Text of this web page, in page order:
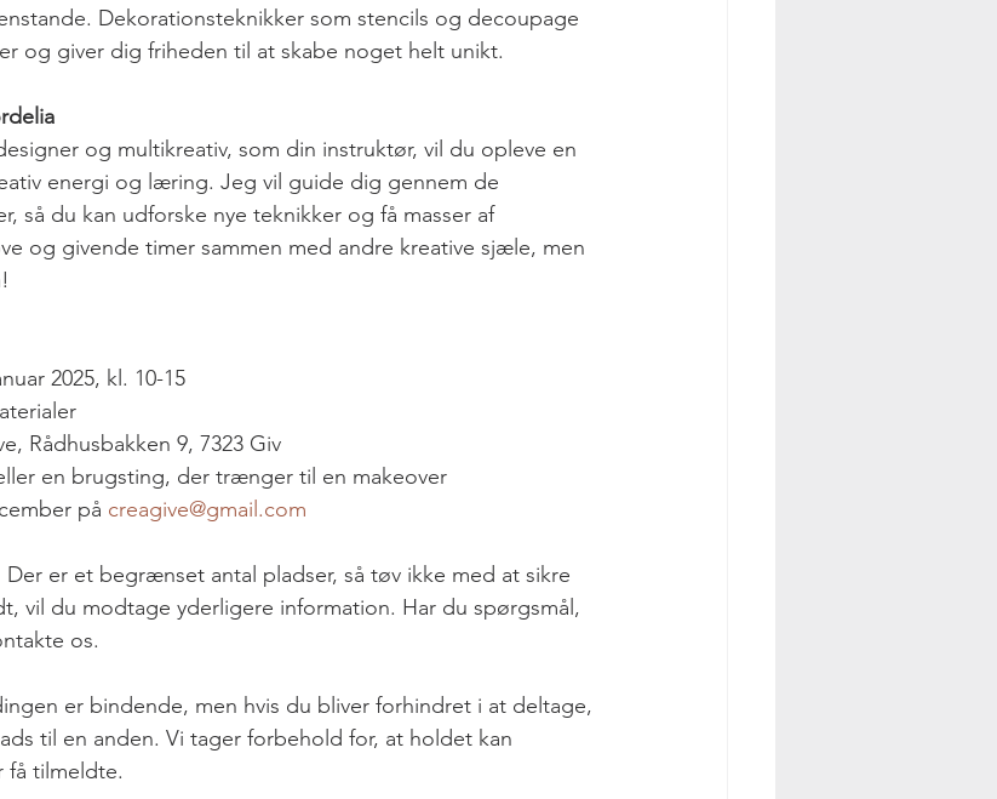
Dekorationsteknikker som stencils og decoupage
og giver dig friheden til at skabe noget helt unikt.
energi og læring. Jeg vil guide dig gennem de
så du kan udforske nye teknikker og få masser af
og givende timer sammen med andre kreative sjæle, men
2025, kl. 10-15
Rådhusbakken 9, 7323 Giv
en brugsting, der trænger til en makeover
på creagive@gmail.com
Der er et begrænset antal pladser, så tøv ikke med at sikre
vil du modtage yderligere information. Har du spørgsmål,
os.
er bindende, men hvis du bliver forhindret i at deltage,
til en anden. Vi tager forbehold for, at holdet kan
få tilmeldte.